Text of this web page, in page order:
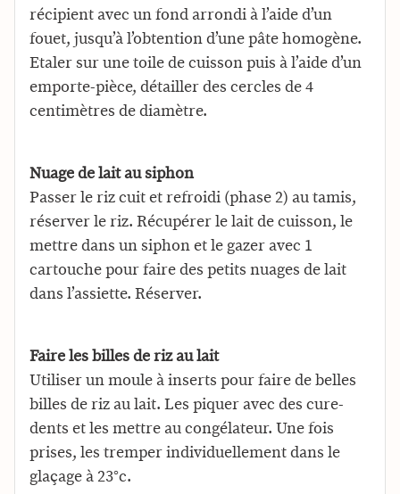
récipient avec un fond arrondi à l’aide d’un
fouet, jusqu’à l’obtention d’une pâte homogène.
Etaler sur une toile de cuisson puis à l’aide d’un
emporte-pièce, détailler des cercles de 4
centimètres de diamètre.
Nuage de lait au siphon
Passer le riz cuit et refroidi (phase 2) au tamis,
réserver le riz. Récupérer le lait de cuisson, le
mettre dans un siphon et le gazer avec 1
cartouche pour faire des petits nuages de lait
dans l’assiette. Réserver.
Faire les billes de riz au lait
Utiliser un moule à inserts pour faire de belles
billes de riz au lait. Les piquer avec des cure-
dents et les mettre au congélateur. Une fois
prises, les tremper individuellement dans le
glaçage à 23°c.